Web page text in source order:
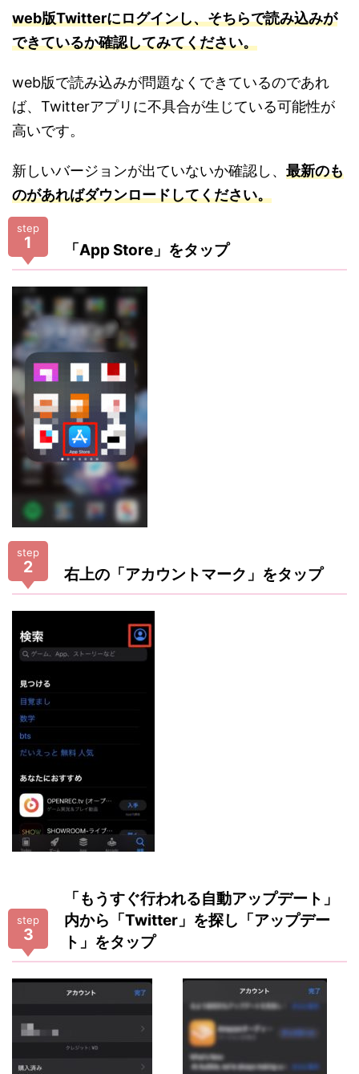
web版Twitterにログインし、そちらで読み込みが
できているか確認してみてください。
web版で読み込みが問題なくできているのであれ
ば、Twitterアプリに不具合が生じている可能性が
高いです。
新しいバージョンが出ていないか確認し、 最新のも
のがあればダウンロードしてください。
step
1 「App Store」をタップ
step
2 右上の「アカウントマーク」をタップ
step
3
「もうすぐ行われる自動アップデート」
内から「Twitter」を探し「アップデー
ト」をタップ